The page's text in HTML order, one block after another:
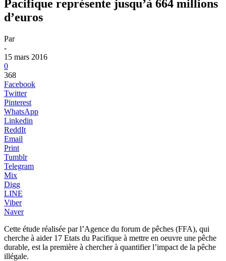
Pacifique représente jusqu’à 664 millions
d’euros
Par
-
15 mars 2016
0
368
Facebook
Twitter
Pinterest
WhatsApp
Linkedin
ReddIt
Email
Print
Tumblr
Telegram
Mix
Digg
LINE
Viber
Naver
Cette étude réalisée par l’Agence du forum de pêches (FFA), qui
cherche à aider 17 Etats du Pacifique à mettre en oeuvre une pêche
durable, est la première à chercher à quantifier l’impact de la pêche
illégale.